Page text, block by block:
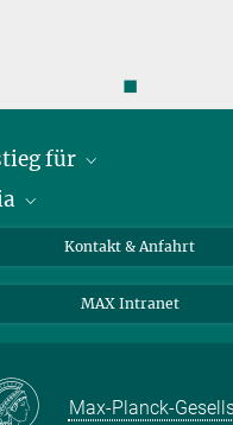
◼
für
und Lehrkräfte
Kontakt & Anfahrt
MAX Intranet
Max-Planck-